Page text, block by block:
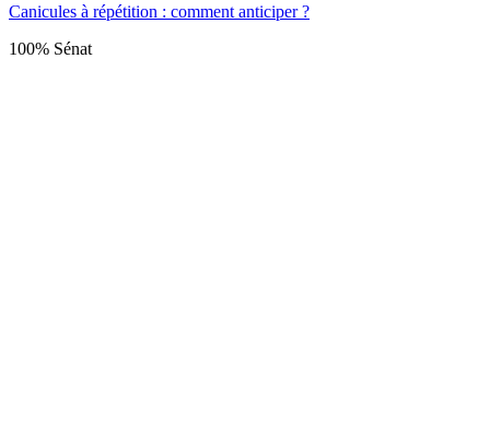
Canicules à répétition : comment anticiper ?
100% Sénat